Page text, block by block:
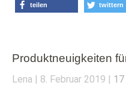
teilen twittern
Produktneuigkeiten
Lena 8. Februar 2019